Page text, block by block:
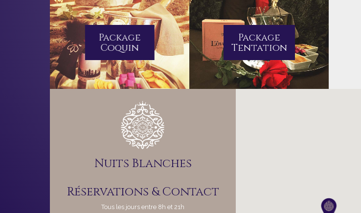
Package
Coquin
Package
Tentation
Nuits Blanches
Réservations & Contact
Tous les jours entre 8h et 21h